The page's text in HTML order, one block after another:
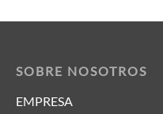
SOBRE NOSOTROS
EMPRESA